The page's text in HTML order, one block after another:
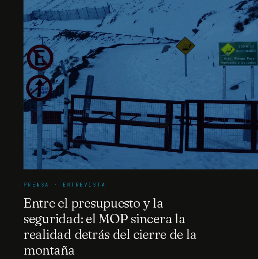
PRENSA · ENTREVISTA
Entre el presupuesto y la
seguridad: el MOP sincera la
realidad detrás del cierre de la
montaña